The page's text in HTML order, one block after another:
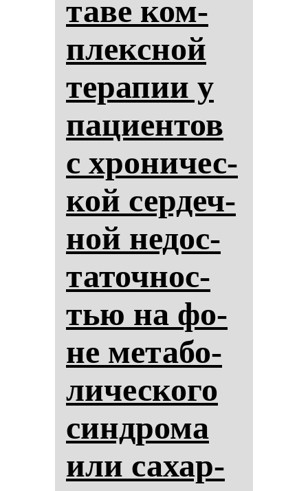
та­ве ком­
плексной
те­ра­пии у
па­ци­ен­тов
с хро­ни­чес­
кой сер­деч­
ной не­дос­
та­точ­нос­
тью на фо­
не ме­та­бо­
ли­чес­ко­го
син­дро­ма
или са­хар­